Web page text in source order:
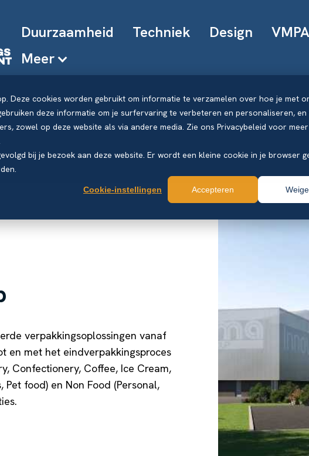
Deze cookies worden gebruikt om informatie te verzamelen over hoe je met
deze informatie om je surfervaring te verbeteren en personaliseren,
zowel op deze website als via andere media. Zie ons Privacybeleid voor meer
bij je bezoek aan deze website. Er wordt een kleine cookie in je browser
Cookie-instellingen Accepteren
Duurzaamheid Techniek Design VMPA
Meer
verpakkingsoplossingen vanaf
en met het eindverpakkingsproces
Confectionery, Coffee, Ice Cream,
Pet food) en Non Food (Personal,